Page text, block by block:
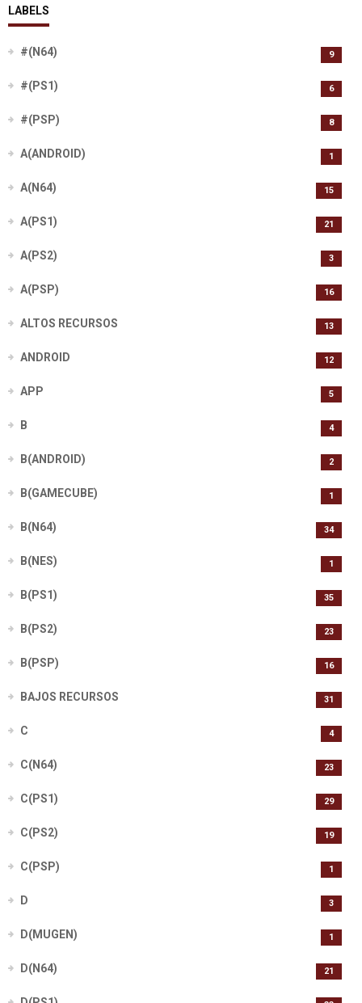
LABELS
#(N64) 9
#(PS1) 6
#(PSP) 8
A(ANDROID) 1
A(N64) 15
A(PS1) 21
A(PS2) 3
A(PSP) 16
ALTOS RECURSOS 13
ANDROID 12
APP 5
B 4
B(ANDROID) 2
B(GAMECUBE) 1
B(N64) 34
B(NES) 1
B(PS1) 35
B(PS2) 23
B(PSP) 16
BAJOS RECURSOS 31
C 4
C(N64) 23
C(PS1) 29
C(PS2) 19
C(PSP) 1
D 3
D(MUGEN) 1
D(N64) 21